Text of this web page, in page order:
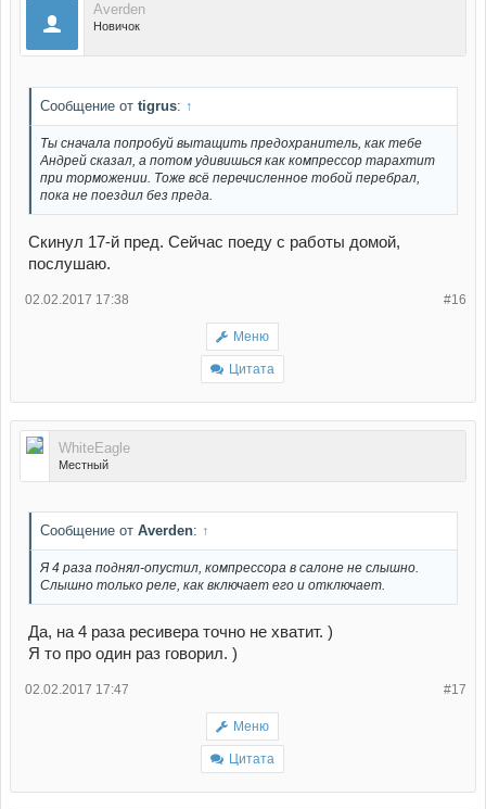
Averden
Новичок
Сообщение от tigrus: ↑
Ты сначала попробуй вытащить предохранитель, как тебе
Андрей сказал, а потом удивишься как компрессор тарахтит
при торможении. Тоже всё перечисленное тобой перебрал,
пока не поездил без преда.
Скинул 17-й пред. Сейчас поеду с работы домой,
послушаю.
#16
02.02.2017 17:38
Меню
Цитата
WhiteEagle
Местный
Сообщение от Averden: ↑
Я 4 раза поднял-опустил, компрессора в салоне не слышно.
Слышно только реле, как включает его и отключает.
Да, на 4 раза ресивера точно не хватит. )
Я то про один раз говорил. )
#17
02.02.2017 17:47
Меню
Цитата